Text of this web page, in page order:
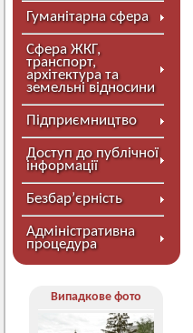
Гуманітарна сфера
Сфера ЖКГ,
транспорт,
архітектура та
земельні відносини
Підприємництво
Доступ до публічної
інформації
Безбар’єрність
Адміністративна
процедура
Випадкове фото